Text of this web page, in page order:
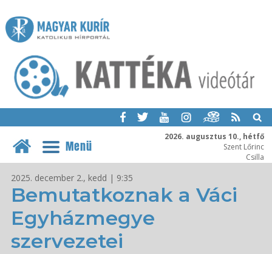
2026. augusztus 10., hétfő
Szent Lőrinc
Csilla
Menü
2025. december 2., kedd | 9:35
Bemutatkoznak a Váci
Egyházmegye
szervezetei